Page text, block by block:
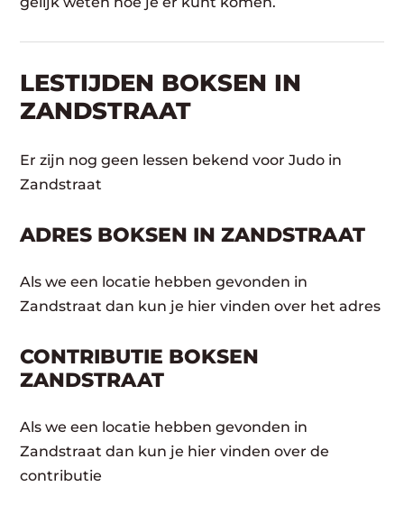
LESTIJDEN BOKSEN IN
ZANDSTRAAT
Er zijn nog geen lessen bekend voor Judo in
Zandstraat
ADRES BOKSEN IN ZANDSTRAAT
Als we een locatie hebben gevonden in
Zandstraat dan kun je hier vinden over het adres
CONTRIBUTIE BOKSEN
ZANDSTRAAT
Als we een locatie hebben gevonden in
Zandstraat dan kun je hier vinden over de
contributie